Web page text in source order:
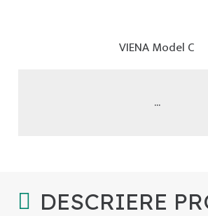
VIENA Model C
...
DESCRIERE